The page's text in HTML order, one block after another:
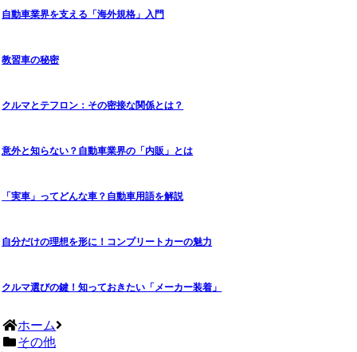
自動車業界を支える「海外規格」入門
教習車の秘密
クルマとテフロン：その密接な関係とは？
意外と知らない？自動車業界の「内販」とは
「実車」ってどんな車？自動車用語を解説
自分だけの理想を形に！コンプリートカーの魅力
クルマ選びの鍵！知っておきたい「メーカー装着」
ホーム
その他